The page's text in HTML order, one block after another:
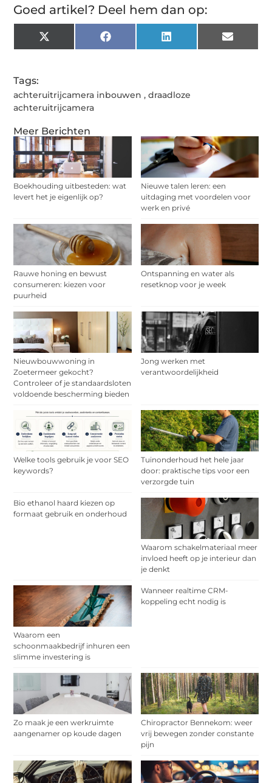
Meer Berichten
Boekhouding uitbesteden: wat
levert het je eigenlijk op?
Nieuwe talen leren: een
uitdaging met voordelen voor
werk en privé
Rauwe honing en bewust
consumeren: kiezen voor
puurheid
Ontspanning en water als
resetknop voor je week
Nieuwbouwwoning in
Zoetermeer gekocht?
Controleer of je standaardsloten
voldoende bescherming bieden
Jong werken met
verantwoordelijkheid
Welke tools gebruik je voor SEO
keywords?
Tuinonderhoud het hele jaar
door: praktische tips voor een
verzorgde tuin
Bio ethanol haard kiezen op
formaat gebruik en onderhoud
Waarom schakelmateriaal meer
invloed heeft op je interieur dan
je denkt
Waarom een
schoonmaakbedrijf inhuren een
slimme investering is
Wanneer realtime CRM-
koppeling echt nodig is
Zo maak je een werkruimte
aangenamer op koude dagen
Chiropractor Bennekom: weer
vrij bewegen zonder constante
pijn
Goed artikel? Deel hem dan op:
X
(Twitter)
Facebook LinkedIn Email
Tags:
achteruitrijcamera inbouwen ,draadloze
achteruitrijcamera